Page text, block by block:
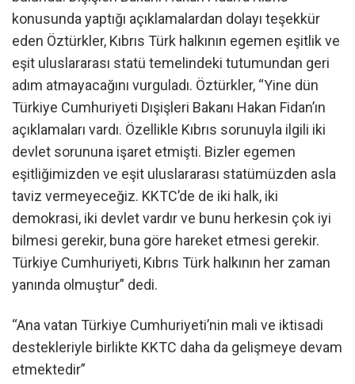
konusunda yaptığı açıklamalardan dolayı teşekkür
eden Öztürkler, Kıbrıs Türk halkının egemen eşitlik ve
eşit uluslararası statü temelindeki tutumundan geri
adım atmayacağını vurguladı. Öztürkler, “Yine dün
Türkiye Cumhuriyeti Dışişleri Bakanı Hakan Fidan’ın
açıklamaları vardı. Özellikle Kıbrıs sorunuyla ilgili iki
devlet sorununa işaret etmişti. Bizler egemen
eşitliğimizden ve eşit uluslararası statümüzden asla
taviz vermeyeceğiz. KKTC’de de iki halk, iki
demokrasi, iki devlet vardır ve bunu herkesin çok iyi
bilmesi gerekir, buna göre hareket etmesi gerekir.
Türkiye Cumhuriyeti, Kıbrıs Türk halkının her zaman
yanında olmuştur” dedi.
“Ana vatan Türkiye Cumhuriyeti’nin mali ve iktisadi
destekleriyle birlikte KKTC daha da gelişmeye devam
etmektedir”